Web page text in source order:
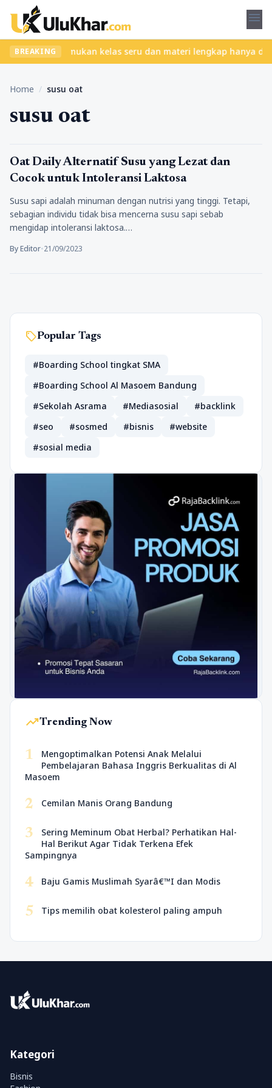
menu
BREAKING
ribet? Temukan kelas seru dan materi lengkap hanya di
Home / susu oat
susu oat
Lifestyle
Oat Daily Alternatif Susu yang Lezat dan
Cocok untuk Intoleransi Laktosa
Susu sapi adalah minuman dengan nutrisi yang tinggi. Tetapi,
sebagian individu tidak bisa mencerna susu sapi sebab
mengidap intoleransi laktosa.…
By Editor•21/09/2023
sellPopular Tags
#Boarding School tingkat SMA
#Boarding School Al Masoem Bandung
#Sekolah Asrama
#Mediasosial
#backlink
#seo
#sosmed #bisnis
#website
#sosial media
trending_upTrending Now
1
Mengoptimalkan Potensi Anak Melalui
Pembelajaran Bahasa Inggris Berkualitas di Al
Masoem
2 Cemilan Manis Orang Bandung
3
Sering Meminum Obat Herbal? Perhatikan Hal-
Hal Berikut Agar Tidak Terkena Efek
Sampingnya
4 Baju Gamis Muslimah Syarâ€™I dan Modis
5 Tips memilih obat kolesterol paling ampuh
Kategori
Bisnis